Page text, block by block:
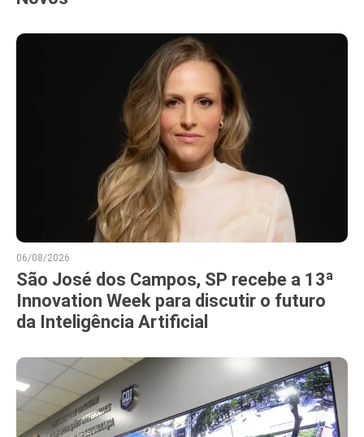
06/08/2026
São José dos Campos, SP recebe a 13ª
Innovation Week para discutir o futuro
da Inteligência Artificial